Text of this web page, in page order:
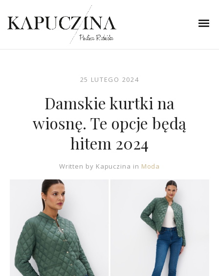
25 LUTEGO 2024
Damskie kurtki na
wiosnę. Te opcje będą
hitem 2024
Written by Kapuczina in Moda